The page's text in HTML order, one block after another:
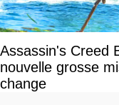
Assassin's Creed
nouvelle grosse
change